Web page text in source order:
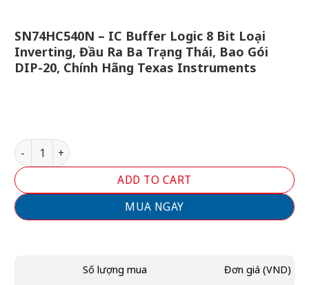
SN74HC540N – IC Buffer Logic 8 Bit Loại
Inverting, Đầu Ra Ba Trạng Thái, Bao Gói
DIP-20, Chính Hãng Texas Instruments
SN74HC540N – IC Buffer Logic 8 Bit Loại Inverting, Đầu
ADD TO CART
MUA NGAY
Số lượng mua Đơn giá (VND)